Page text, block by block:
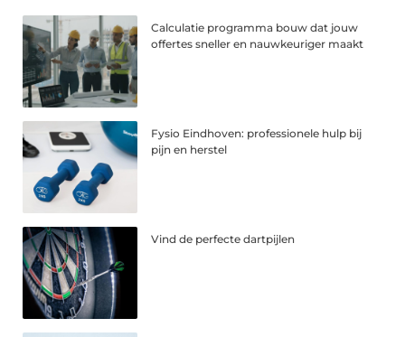
Calculatie programma bouw dat jouw
offertes sneller en nauwkeuriger maakt
Fysio Eindhoven: professionele hulp bij
pijn en herstel
Vind de perfecte dartpijlen